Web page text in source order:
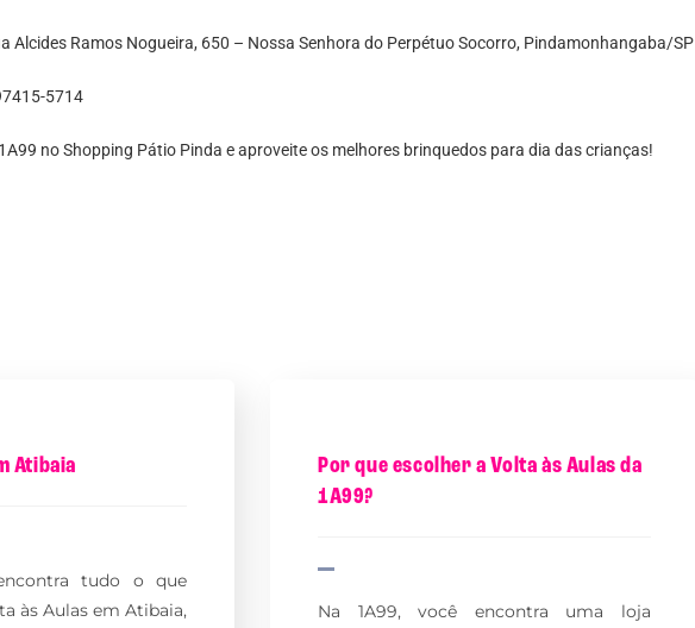
Alcides Ramos Nogueira, 650 – Nossa Senhora do Perpétuo Socorro, Pindamonhangaba/SP
5714
no Shopping Pátio Pinda e aproveite os melhores brinquedos para dia das crianças!
Atibaia
tudo o que
às Aulas em Atibaia,
Por que escolher a Volta às Aulas da
1A99?
Na 1A99, você encontra uma loja